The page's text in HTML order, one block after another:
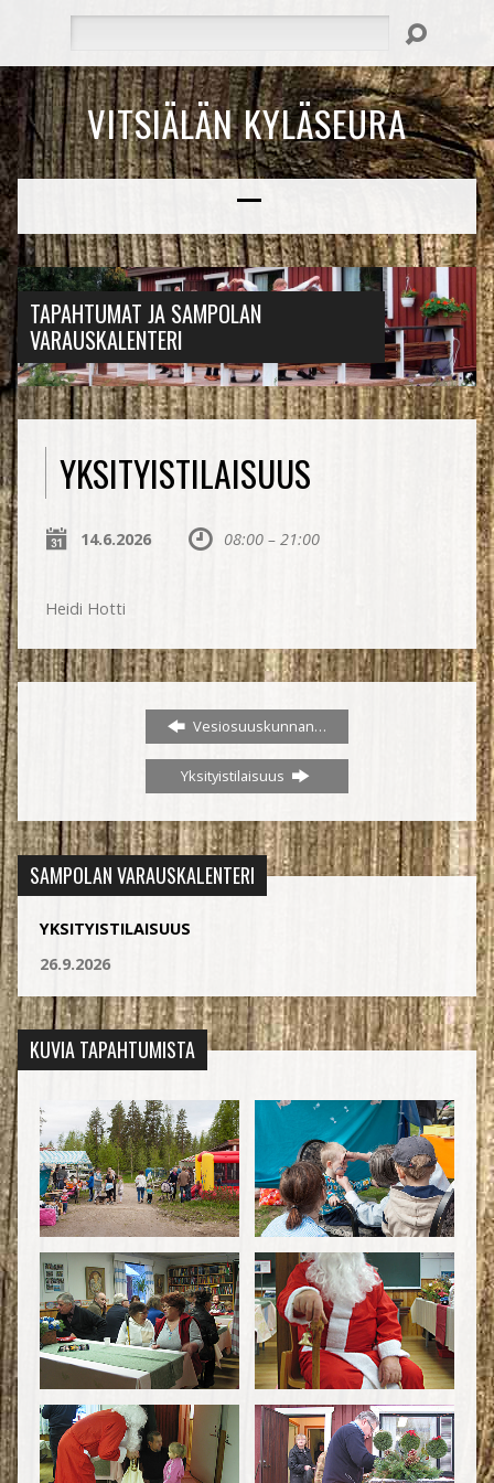
VITSIÄLÄN KYLÄSEURA
TAPAHTUMAT JA SAMPOLAN
VARAUSKALENTERI
YKSITYISTILAISUUS
14.6.2026 08:00 – 21:00
Heidi Hotti
Vesiosuuskunnan…
Yksityistilaisuus
SAMPOLAN VARAUSKALENTERI
YKSITYISTILAISUUS
26.9.2026
KUVIA TAPAHTUMISTA